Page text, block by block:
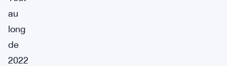
au
long
de
2022